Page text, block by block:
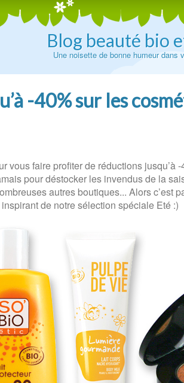
Blog beauté bio
Une noisette de bonne humeur dans
-40% sur les
vous faire profiter de réductions jusqu’à
pour déstocker les invendus de la
autres boutiques... Alors c’est
de notre sélection spéciale Eté :)